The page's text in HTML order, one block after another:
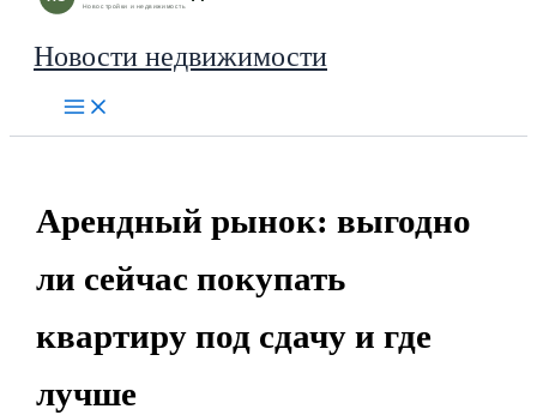
Новости недвижимости
Арендный рынок: выгодно
ли сейчас покупать
квартиру под сдачу и где
лучше